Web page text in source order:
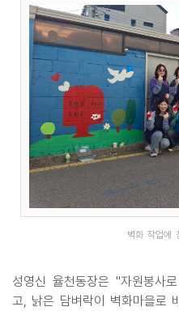
벽화 작업에
성영신 율천동장은 "자원봉사
고, 낡은 담벼락이 벽화마을로